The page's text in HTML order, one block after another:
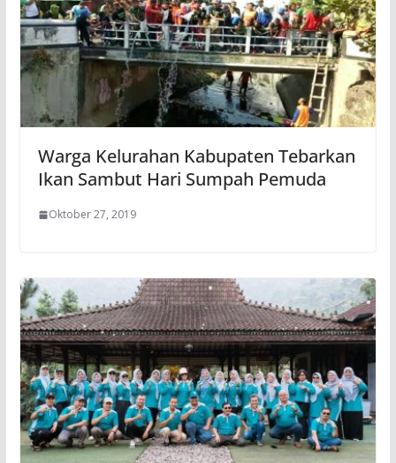
Warga Kelurahan Kabupaten Tebarkan
Ikan Sambut Hari Sumpah Pemuda
Oktober 27, 2019